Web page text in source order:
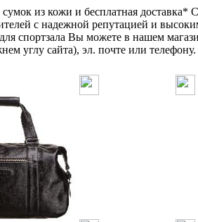
из кожи и бесплатная
с надежной репутацией и
спортзала Вы можете в нашем
углу сайта), эл. почте или